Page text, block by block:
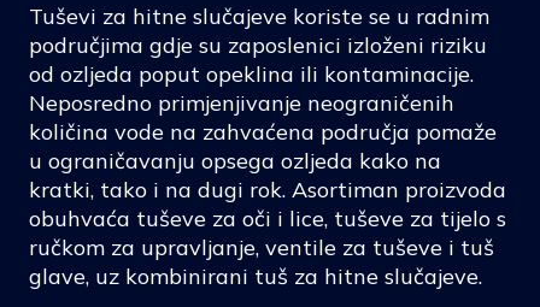
Tuševi za hitne slučajeve koriste se u radnim
područjima gdje su zaposlenici izloženi riziku
od ozljeda poput opeklina ili kontaminacije.
Neposredno primjenjivanje neograničenih
količina vode na zahvaćena područja pomaže
u ograničavanju opsega ozljeda kako na
kratki, tako i na dugi rok. Asortiman proizvoda
obuhvaća tuševe za oči i lice, tuševe za tijelo s
ručkom za upravljanje, ventile za tuševe i tuš
glave, uz kombinirani tuš za hitne slučajeve.